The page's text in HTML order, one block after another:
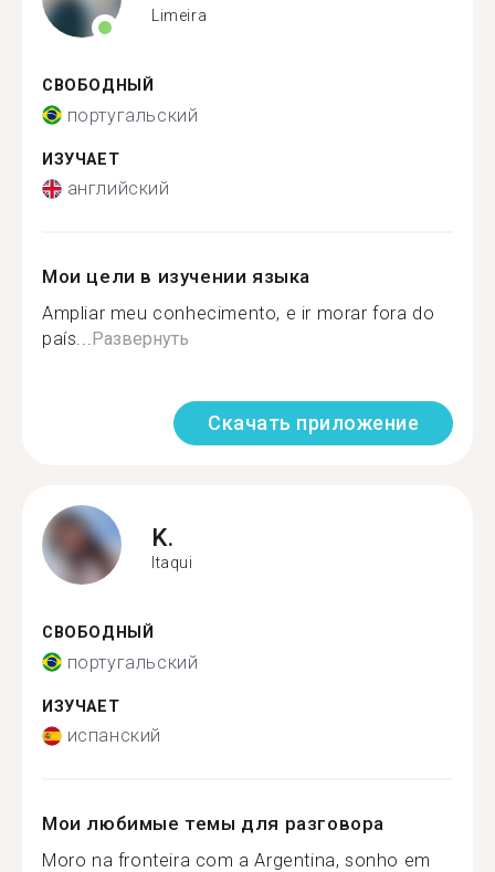
Limeira
СВОБОДНЫЙ
португальский
ИЗУЧАЕТ
английский
Мои цели в изучении языка
Ampliar meu conhecimento, e ir morar fora do
país...Развернуть
Скачать приложение
K.
Itaqui
СВОБОДНЫЙ
португальский
ИЗУЧАЕТ
испанский
Мои любимые темы для разговора
Moro na fronteira com a Argentina, sonho em